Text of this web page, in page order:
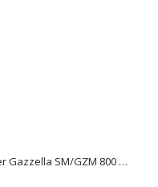
Гладильная доска Silter Gazzella SM/GZM 800 DS